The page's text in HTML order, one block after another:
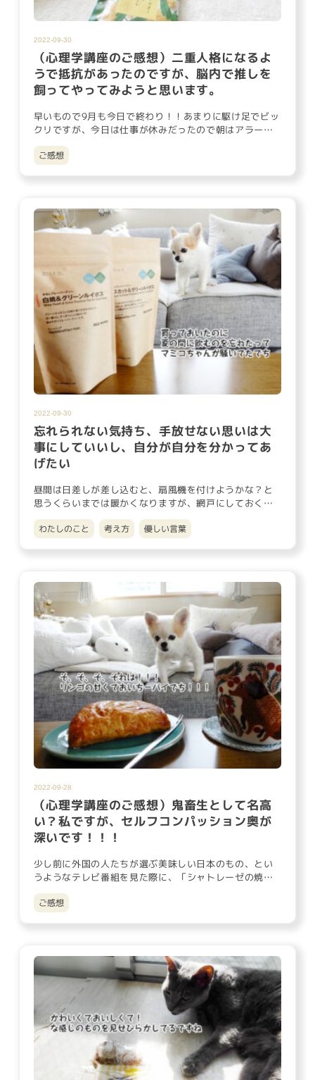
2022-09-30
（心理学講座のご感想）二重人格になるよ
うで抵抗があったのですが、脳内で推しを
飼ってやってみようと思います。
早いもので9月も今日で終わり！！あまりに駆け足でビッ
クリですが、今日は仕事が休みだったので朝はアラーム
ご感想
2022-09-30
忘れられない気持ち、手放せない思いは大
事にしていいし、自分が自分を分かってあ
げたい
昼間は日差しが差し込むと、扇風機を付けようかな？と
思うくらいまでは暖かくなりますが、網戸にしておくと
気持ちいい風が入り込…
わたしのこと 考え方 優しい言葉
2022-09-28
（心理学講座のご感想）鬼畜生として名高
い？私ですが、セルフコンパッション奥が
深いです！！！
少し前に外国の人たちが選ぶ美味しい日本のもの、とい
うようなテレビ番組を見た際に、「シャトレーゼの焼き
立てシリーズのアップ…
ご感想